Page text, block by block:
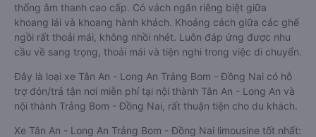
thống âm thanh cao cấp. Có vách ngăn riêng biệt giữa
khoang lái và khoang hành khách. Khoảng cách giữa các ghế
ngồi rất thoải mái, không nhồi nhét. Luôn đáp ứng được nhu
cầu về sang trọng, thoải mái và tiện nghi trong việc di chuyển.
Đây là loại xe Tân An - Long An Trảng Bom - Đồng Nai có hỗ
trợ đón/trả tận nơi miễn phí tại nội thành Tân An - Long An và
nội thành Trảng Bom - Đồng Nai, rất thuận tiện cho du khách.
Xe Tân An - Long An Trảng Bom - Đồng Nai limousine tốt nhất: